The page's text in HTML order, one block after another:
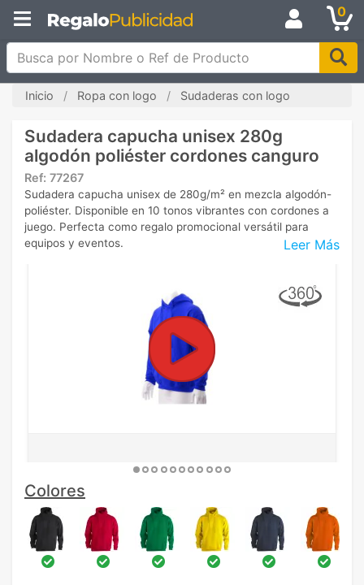
0
Busca por Nombre o Ref de Producto
Inicio Ropa con logo Sudaderas con logo
Sudadera capucha unisex 280g
algodón poliéster cordones canguro
Ref: 77267
Leer Más
Sudadera capucha unisex de 280g/m² en mezcla algodón-
poliéster. Disponible en 10 tonos vibrantes con cordones a
juego. Perfecta como regalo promocional versátil para
equipos y eventos.
Colores